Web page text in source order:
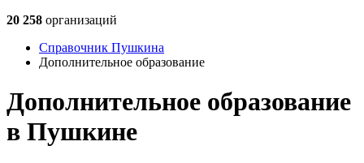
20 258 организаций
Справочник Пушкина
Дополнительное образование
Дополнительное образование
в Пушкине